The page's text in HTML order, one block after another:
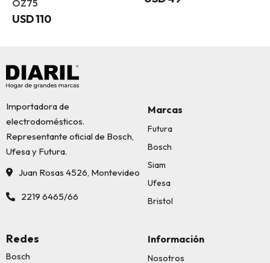
OZ75
USD110
Importadora de
electrodomésticos.
Representante oficial de Bosch,
Ufesa y Futura.
Juan Rosas 4526, Montevideo
2219 6465/66
Marcas
Futura
Bosch
Siam
Ufesa
Bristol
Información
Nosotros
Redes
Bosch